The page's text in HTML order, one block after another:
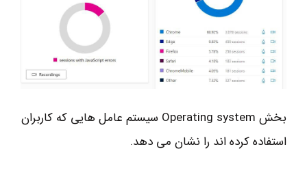
بخش Operating system سیستم عامل هایی که کاربران
استفاده کرده اند را نشان می دهد.